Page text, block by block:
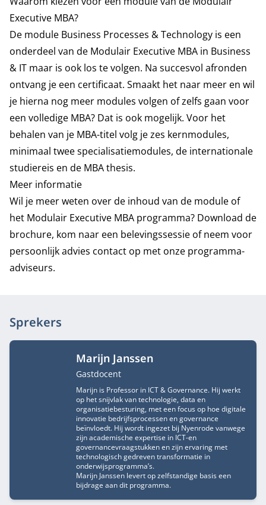
Executive MBA?
De module Business Processes & Technology is een
onderdeel van de Modulair Executive MBA in Business
& IT maar is ook los te volgen. Na succesvol afronden
ontvang je een certificaat. Smaakt het naar meer en wil
je hierna nog meer modules volgen of zelfs gaan voor
een volledige MBA? Dat is ook mogelijk. Voor het
behalen van je MBA-titel volg je zes kernmodules,
minimaal twee specialisatiemodules, de internationale
studiereis en de MBA thesis.
Meer informatie
Wil je meer weten over de inhoud van de module of
het Modulair Executive MBA programma? Download de
brochure, kom naar een belevingssessie of neem voor
persoonlijk advies contact op met onze programma-
adviseurs.
Sprekers
Marijn Janssen
Functietitel
Gastdocent
Marijn is Professor in ICT & Governance. Hij werkt
op het snijvlak van technologie, data en
organisatiebesturing, met een focus op hoe digitale
innovatie bedrijfsprocessen en governance
beïnvloedt. Hij wordt ingezet bij Nyenrode vanwege
zijn academische expertise in ICT-en
governancevraagstukken en zijn ervaring met
technologisch gedreven transformatie in
onderwijsprogramma’s.
Marijn Janssen levert op zelfstandige basis een
bijdrage aan dit programma.